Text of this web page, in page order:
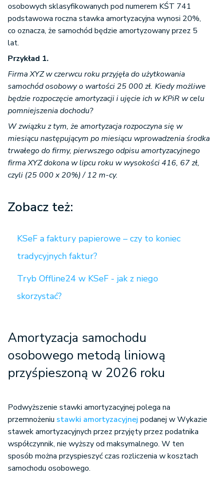
osobowych sklasyfikowanych pod numerem KŚT 741
podstawowa roczna stawka amortyzacyjna wynosi 20%,
co oznacza, że samochód będzie amortyzowany przez 5
lat.
Przykład 1.
Firma XYZ w czerwcu roku przyjęła do użytkowania
samochód osobowy o wartości 25 000 zł. Kiedy możliwe
będzie rozpoczęcie amortyzacji i ujęcie ich w KPiR w celu
pomniejszenia dochodu?
W związku z tym, że amortyzacja rozpoczyna się w
miesiącu następującym po miesiącu wprowadzenia środka
trwałego do firmy, pierwszego odpisu amortyzacyjnego
firma XYZ dokona w lipcu roku w wysokości 416, 67 zł,
czyli (25 000 x 20%) / 12 m-cy.
Zobacz też:
KSeF a faktury papierowe – czy to koniec
tradycyjnych faktur?
Tryb Offline24 w KSeF - jak z niego
skorzystać?
Amortyzacja samochodu
osobowego metodą liniową
przyśpieszoną w 2026 roku
Podwyższenie stawki amortyzacyjnej polega na
przemnożeniu stawki amortyzacyjnej podanej w Wykazie
stawek amortyzacyjnych przez przyjęty przez podatnika
współczynnik, nie wyższy od maksymalnego. W ten
sposób można przyspieszyć czas rozliczenia w kosztach
samochodu osobowego.